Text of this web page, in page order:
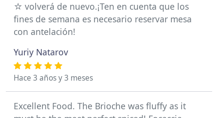
☆ volverá de nuevo.¡Ten en cuenta que los
fines de semana es necesario reservar mesa
con antelación!
Yuriy Natarov
Hace 3 años y 3 meses
Excellent Food. The Brioche was fluffy as it